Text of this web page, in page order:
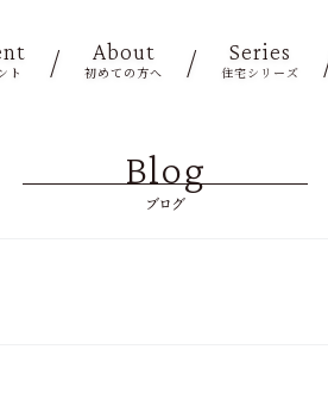
ト
About
初めての方へ
Series
住宅シリーズ
Blog
ブログ